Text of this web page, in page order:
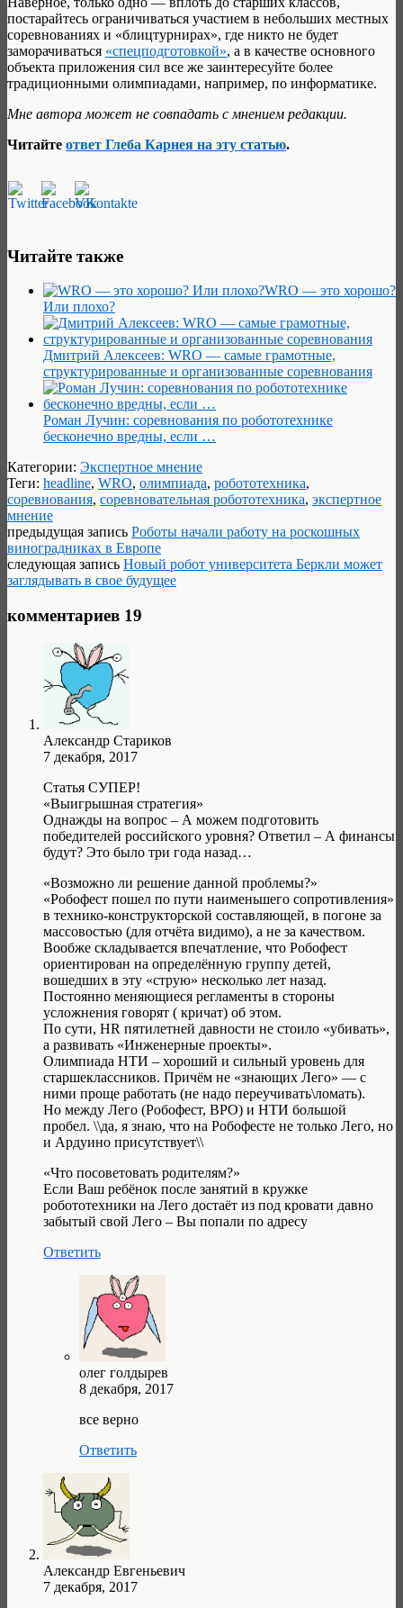
постарайтесь ограничиваться участием в небольших местных
соревнованиях и «блицтурнирах», где никто не будет
заморачиваться «спецподготовкой», а в качестве основного
объекта приложения сил все же заинтересуйте более
традиционными олимпиадами, например, по информатике.
Мне автора может не совпадать с мнением редакции.
Читайте ответ Глеба Карнея на эту статью.
Читайте также
WRO — это хорошо?
Или плохо?
Дмитрий Алексеев: WRO — самые грамотные,
структурированные и организованные соревнования
Роман Лучин: соревнования по робототехнике
бесконечно вредны, если …
Категории: Экспертное мнение
Теги: headline, WRO, олимпиада, робототехника,
соревнования, соревновательная робототехника, экспертное
мнение
предыдущая запись Роботы начали работу на роскошных
виноградниках в Европе
следующая запись Новый робот университета Беркли может
заглядывать в свое будущее
комментариев 19
Александр Стариков
7 декабря, 2017
Статья СУПЕР!
«Выигрышная стратегия»
Однажды на вопрос – А можем подготовить
победителей российского уровня? Ответил – А финансы
будут? Это было три года назад…
«Возможно ли решение данной проблемы?»
«Робофест пошел по пути наименьшего сопротивления»
в технико-конструкторской составляющей, в погоне за
массовостью (для отчёта видимо), а не за качеством.
Вообже складывается впечатление, что Робофест
ориентирован на определённую группу детей,
вошедших в эту «струю» несколько лет назад.
Постоянно меняющиеся регламенты в стороны
усложнения говорят ( кричат) об этом.
По сути, HR пятилетней давности не стоило «убивать»,
а развивать «Инженерные проекты».
Олимпиада НТИ – хороший и сильный уровень для
старшеклассников. Причём не «знающих Лего» — с
ними проще работать (не надо переучивать\ломать).
Но между Лего (Робофест, ВРО) и НТИ большой
пробел. \\да, я знаю, что на Робофесте не только Лего, но
и Ардуино присутствует\\
«Что посоветовать родителям?»
Если Ваш ребёнок после занятий в кружке
робототехники на Лего достаёт из под кровати давно
забытый свой Лего – Вы попали по адресу
Ответить
олег голдырев
8 декабря, 2017
все верно
Ответить
Александр Евгеньевич
7 декабря, 2017